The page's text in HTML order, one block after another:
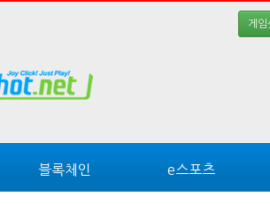
게임
블록체인 e스포츠